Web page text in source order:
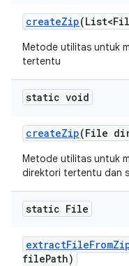
createZip
Metode utilitas untuk
tertentu
static void
createZip(File
Metode utilitas untuk
direktori tertentu dan
static File
extractFileFrom
filePath)